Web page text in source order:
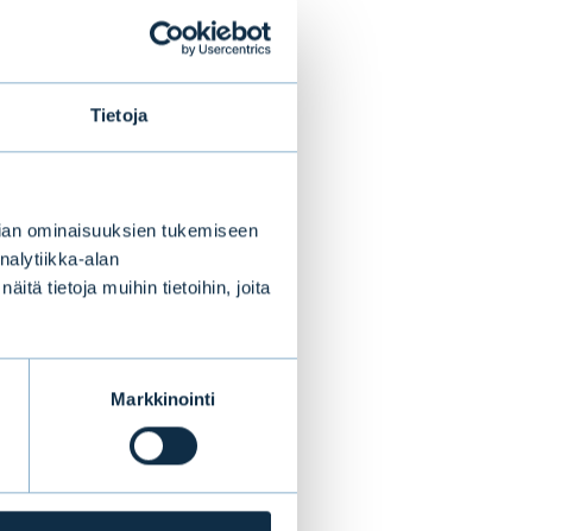
Tietoja
ominaisuuksien tukemiseen
alan
tietoja muihin tietoihin, joita
Markkinointi
kasvu